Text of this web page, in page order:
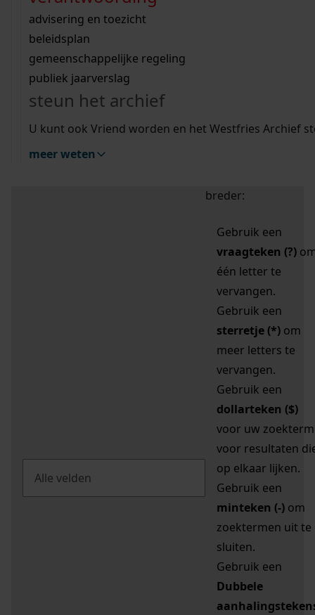
bouwvergunningen
omgevingsvergunningen
vergunningen
beeld en geluid
uitleg nodig?
Wij helpen u op weg met een aantal zoektips.
bekijk alle zoektips
Wij helpen u op weg met een aantal zoektips.
bekijk alle zoektips
bekijk ons geschiedenislokaal
advisering en toezicht
beleidsplan
gemeenschappelijke regeling
publiek jaarverslag
steun het archief
U kunt ook Vriend worden en het Westfries Archief
meer weten
zoektips
Mijn Studiezaal (inloggen)
uw zoekopdracht te
breder:
Gebruik een
vraagteken (?)
één letter te
vervangen.
Gebruik een
sterretje (*) om
meer letters te
vervangen.
Gebruik een
dollarteken ($)
voor uw zoekterm
voor resultaten
op elkaar lijken.
Gebruik een
minteken (-) om
zoektermen uit te
sluiten.
Gebruik een
Dubbele